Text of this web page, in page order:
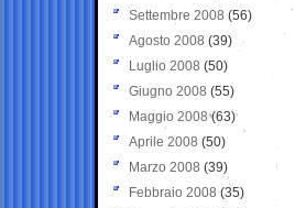
Settembre 2008 (56)
Agosto 2008 (39)
Luglio 2008 (50)
Giugno 2008 (55)
Maggio 2008(63)
Aprile 2008 (50)
Marzo 2008 (39)
Febbraio 2008 (35)